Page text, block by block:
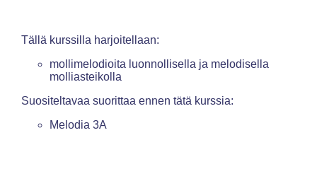
Osion ääriviiva
Tällä kurssilla harjoitellaan:
mollimelodioita luonnollisella ja melodisella
molliasteikolla
Suositeltavaa suorittaa ennen tätä kurssia:
Melodia 3A